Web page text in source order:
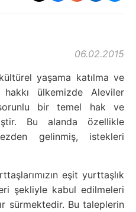
06.02.2015
yaşama katılma ve
ülkemizde Aleviler
bir temel hak ve
Bu alanda özellikle
gelinmiş, istekleri
eşit yurttaşlık
şekliyle kabul edilmeleri
sürmektedir. Bu taleplerin